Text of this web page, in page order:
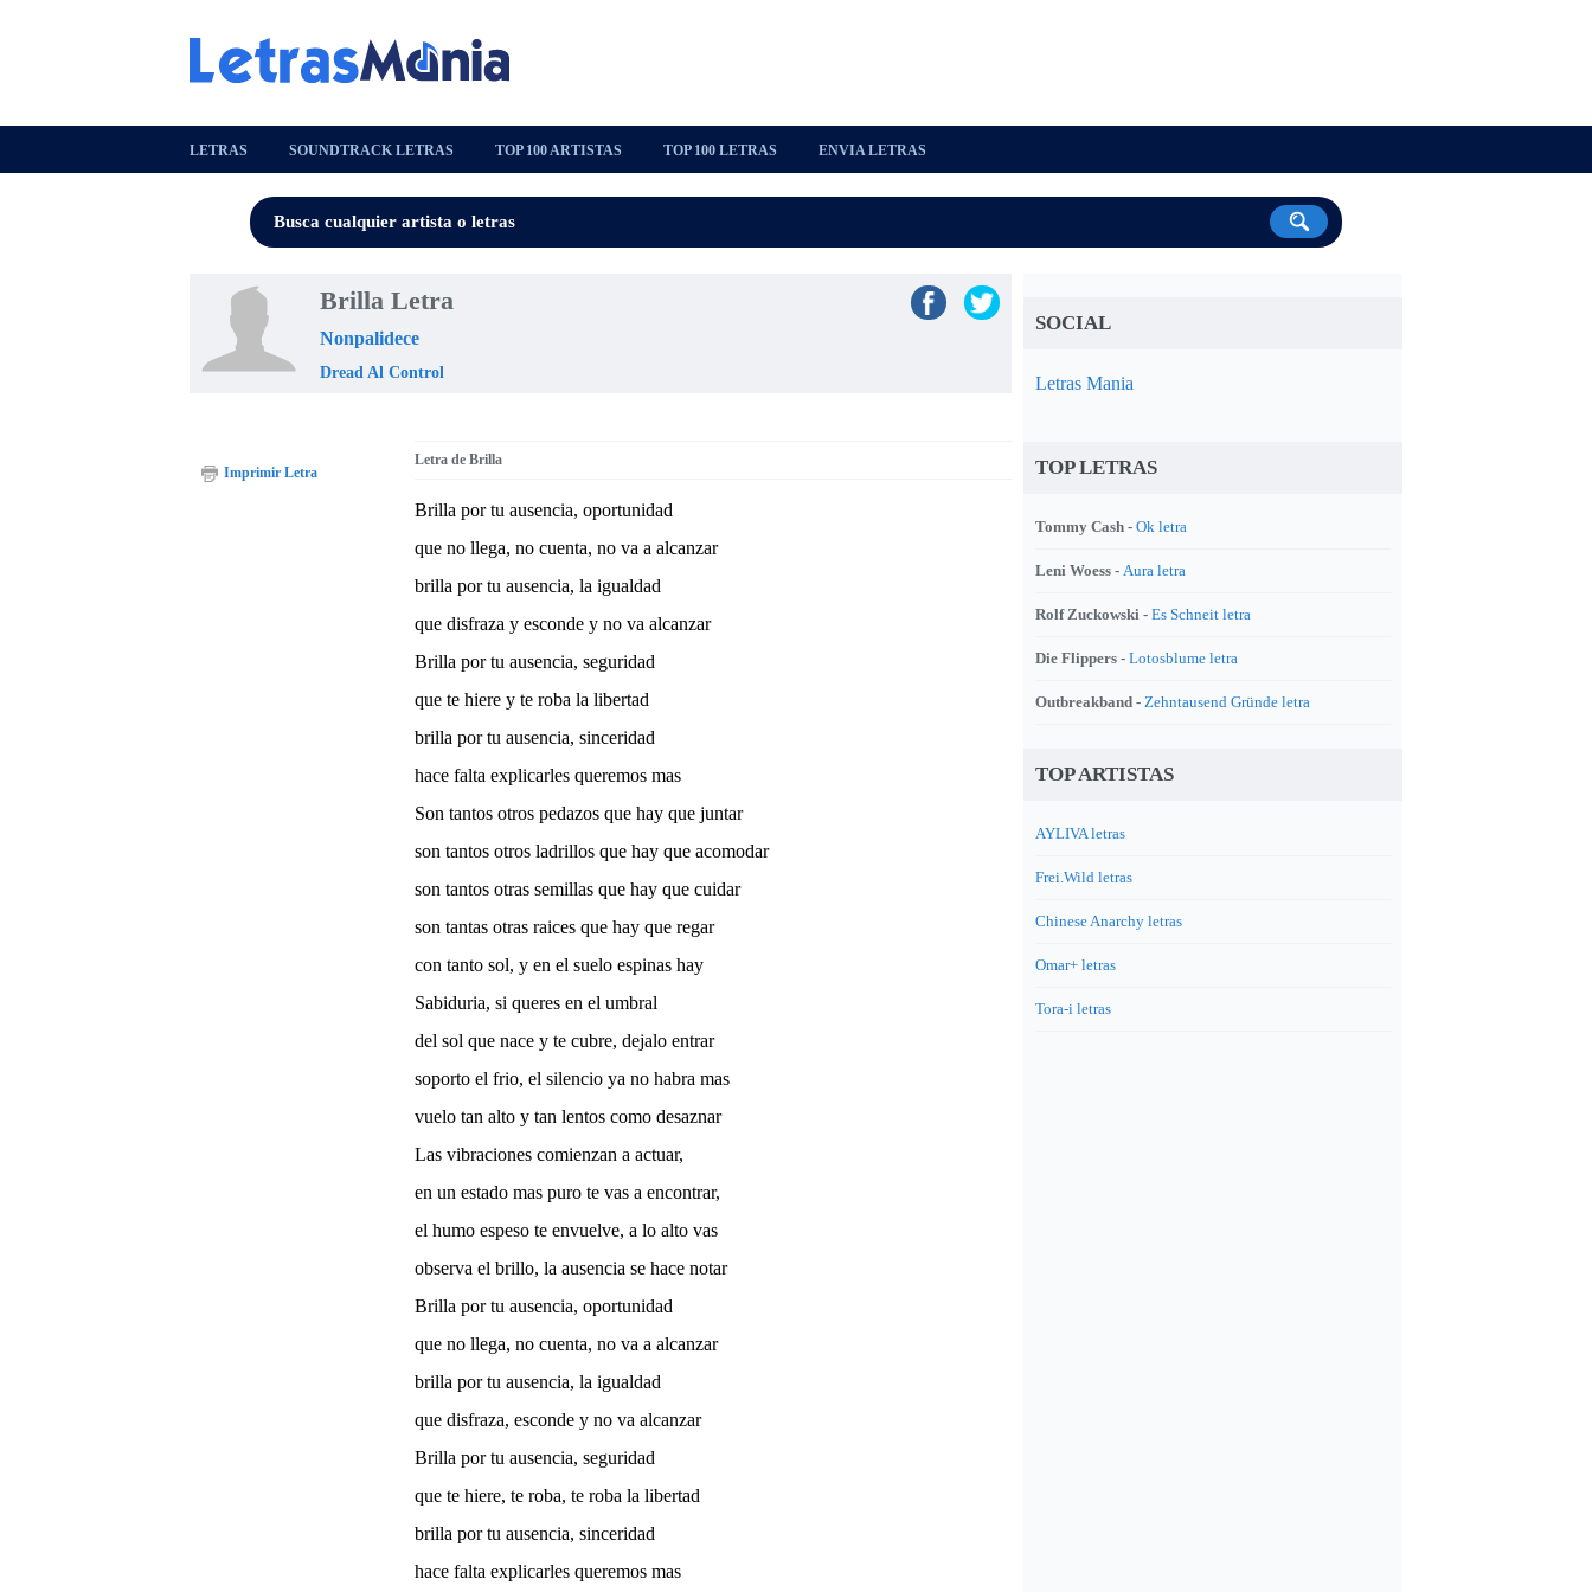
LETRAS SOUNDTRACK LETRAS TOP 100 ARTISTAS TOP 100 LETRAS ENVIA LETRAS
Brilla Letra
Nonpalidece
Dread Al Control
Letra de Brilla
Brilla por tu ausencia, oportunidad
que no llega, no cuenta, no va a alcanzar
brilla por tu ausencia, la igualdad
que disfraza y esconde y no va alcanzar
Brilla por tu ausencia, seguridad
que te hiere y te roba la libertad
brilla por tu ausencia, sinceridad
hace falta explicarles queremos mas
Son tantos otros pedazos que hay que juntar
son tantos otros ladrillos que hay que acomodar
son tantos otras semillas que hay que cuidar
son tantas otras raices que hay que regar
con tanto sol, y en el suelo espinas hay
Sabiduria, si queres en el umbral
del sol que nace y te cubre, dejalo entrar
soporto el frio, el silencio ya no habra mas
vuelo tan alto y tan lentos como desaznar
Las vibraciones comienzan a actuar,
en un estado mas puro te vas a encontrar,
el humo espeso te envuelve, a lo alto vas
observa el brillo, la ausencia se hace notar
Brilla por tu ausencia, oportunidad
que no llega, no cuenta, no va a alcanzar
brilla por tu ausencia, la igualdad
que disfraza, esconde y no va alcanzar
Brilla por tu ausencia, seguridad
que te hiere, te roba, te roba la libertad
brilla por tu ausencia, sinceridad
hace falta explicarles queremos mas
Imprimir Letra
SOCIAL
Letras Mania
TOP LETRAS
Tommy Cash - Ok letra
Leni Woess - Aura letra
Rolf Zuckowski - Es Schneit letra
Die Flippers - Lotosblume letra
Outbreakband - Zehntausend Gründe letra
TOP ARTISTAS
AYLIVA letras
Frei.Wild letras
Chinese Anarchy letras
Omar+ letras
Tora-i letras